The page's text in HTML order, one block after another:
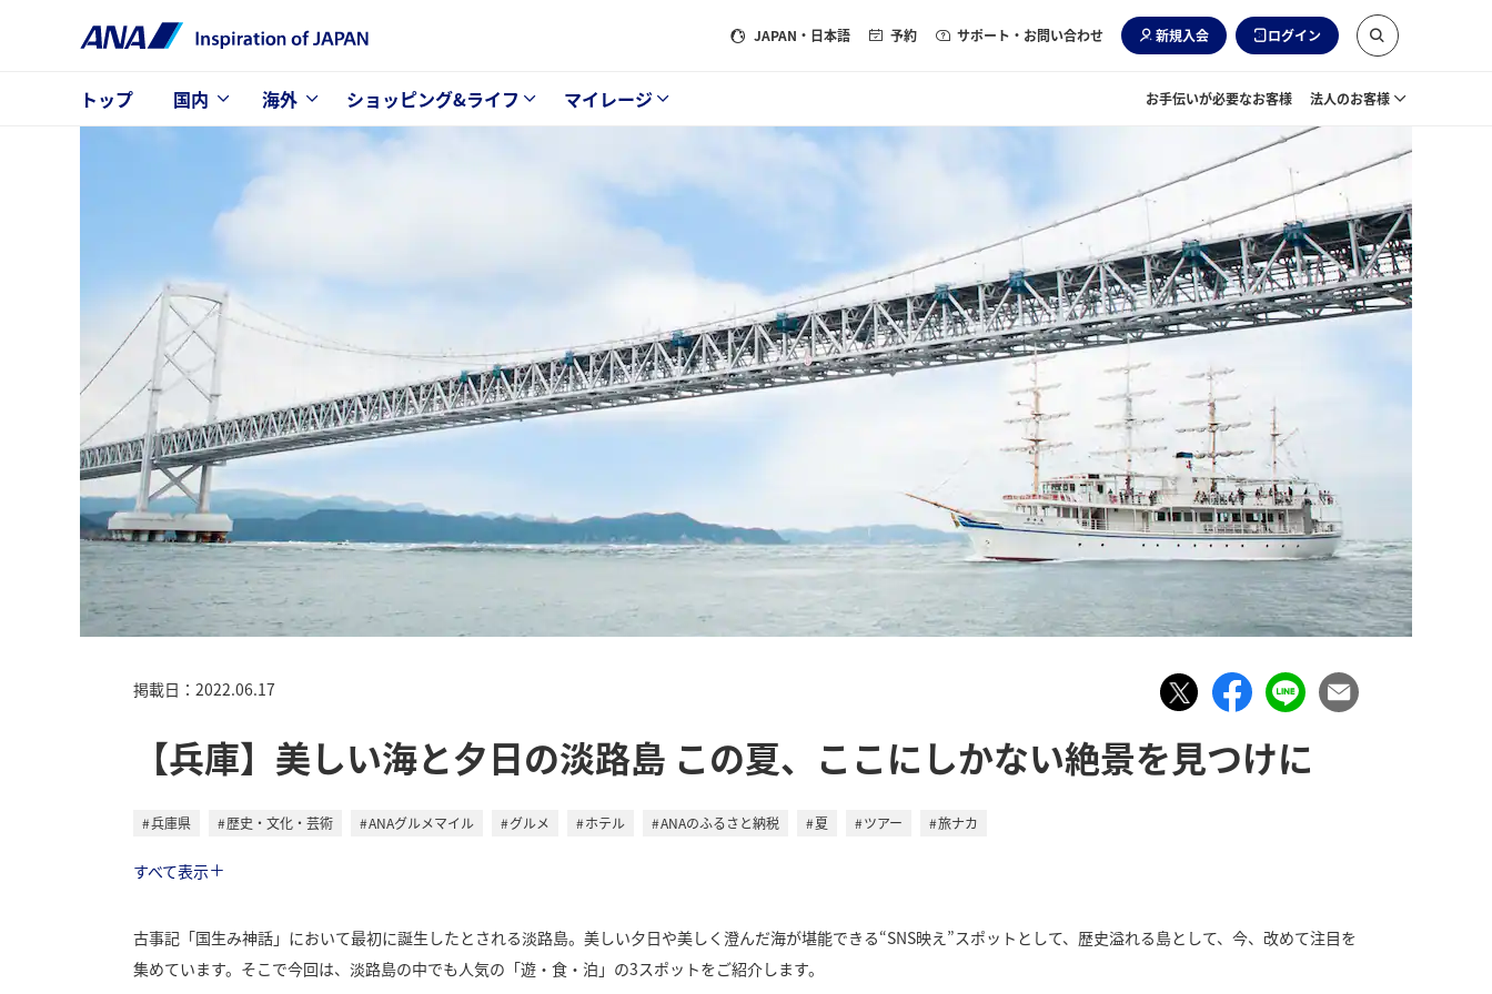
JAPAN ・日本語 予約 サポート・お問い合わせ 新規入会 ログイン
トップ 国内 海外 ショッピング&ライフ マイレージ お手伝いが必要なお客様 法人のお客様
掲載日：2022.06.17
【兵庫】美しい海と夕日の淡路島 この夏、ここにしかない絶景を見つけに
兵庫県 歴史・文化・芸術 ANAグルメマイル グルメ ホテル ANAのふるさと納税 夏 ツアー
旅ナカ
すべて表示
古事記「国生み神話」において最初に誕生したとされる淡路島。美しい夕日や美しく澄んだ海が堪能できる“SNS映え”スポットとして、歴史溢れる島として、今、改めて注目を
集めています。そこで今回は、淡路島の中でも人気の「遊・食・泊」の3スポットをご紹介します。